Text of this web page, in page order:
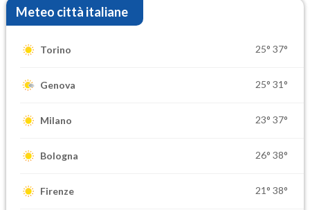
Meteo città italiane
Torino 25° 37°
Genova 25° 31°
Milano 23° 37°
Bologna 26° 38°
Firenze 21° 38°